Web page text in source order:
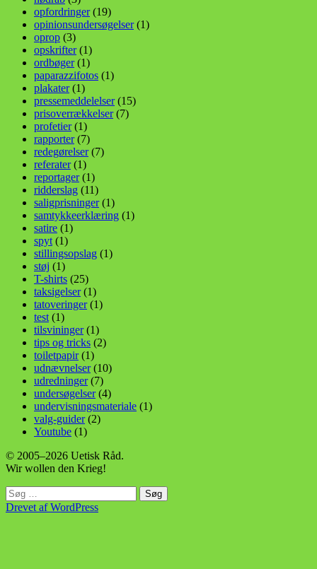
opfordringer(19)
opinionsundersøgelser(1)
oprop (3)
opskrifter(1)
ordbøger(1)
paparazzifotos (1)
plakater(1)
pressemeddelelser(15)
prisoverrækkelser(7)
profetier(1)
rapporter(7)
redegørelser(7)
referater(1)
reportager(1)
ridderslag (11)
saligprisninger(1)
samtykkeerklæring (1)
satire (1)
spyt (1)
stillingsopslag (1)
støj (1)
T-shirts (25)
taksigelser(1)
tatoveringer(1)
test (1)
tilsvininger(1)
tips og tricks (2)
toiletpapir(1)
udnævnelser(10)
udredninger(7)
undersøgelser(4)
undervisningsmateriale (1)
valg-guider(2)
Youtube (1)
© 2005–2026 Uetisk Råd.
Wir wollen den Krieg!
Søg
efter:
Drevet af WordPress